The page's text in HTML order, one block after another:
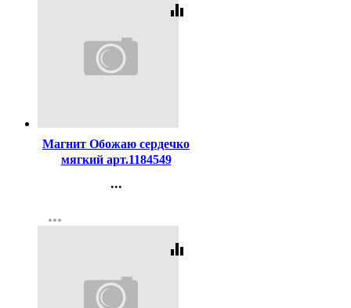
equalizer
Магнит Обожаю сердечко
мягкий арт.1184549
...
Регистрация
more_horiz
equalizer